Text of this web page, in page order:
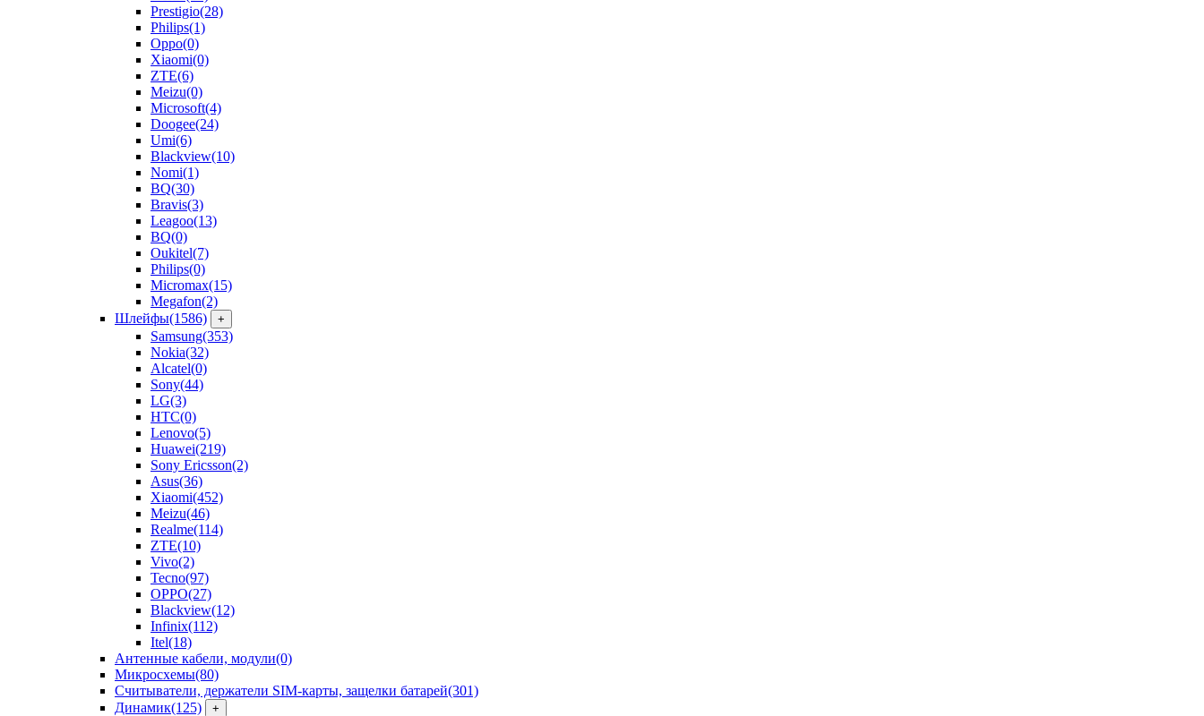
Prestigio(28)
Philips(1)
Oppo(0)
Xiaomi(0)
ZTE(6)
Meizu(0)
Microsoft(4)
Doogee(24)
Umi(6)
Blackview(10)
Nomi(1)
BQ(30)
Bravis(3)
Leagoo(13)
BQ(0)
Oukitel(7)
Philips(0)
Micromax(15)
Megafon(2)
Шлейфы(1586) +
Samsung(353)
Nokia(32)
Alcatel(0)
Sony(44)
LG(3)
HTC(0)
Lenovo(5)
Huawei(219)
Sony Ericsson(2)
Asus(36)
Xiaomi(452)
Meizu(46)
Realme(114)
ZTE(10)
Vivo(2)
Tecno(97)
OPPO(27)
Blackview(12)
Infinix(112)
Itel(18)
Антенные кабели, модули(0)
Микросхемы(80)
Считыватели, держатели SIM-карты, защелки батарей(301)
Динамик(125) +